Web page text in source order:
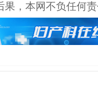
果，本网不负任何